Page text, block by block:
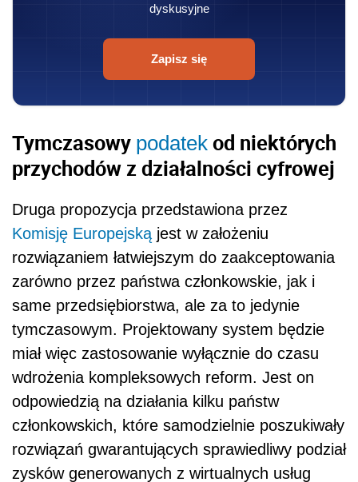
dyskusyjne
Zapisz się
Tymczasowy podatek od niektórych
przychodów z działalności cyfrowej
Druga propozycja przedstawiona przez
Komisję Europejską jest w założeniu
rozwiązaniem łatwiejszym do zaakceptowania
zarówno przez państwa członkowskie, jak i
same przedsiębiorstwa, ale za to jedynie
tymczasowym. Projektowany system będzie
miał więc zastosowanie wyłącznie do czasu
wdrożenia kompleksowych reform. Jest on
odpowiedzią na działania kilku państw
członkowskich, które samodzielnie poszukiwały
rozwiązań gwarantujących sprawiedliwy podział
zysków generowanych z wirtualnych usług